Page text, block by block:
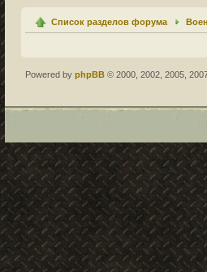
Список разделов форума
Powered by phpBB © 2000, 2002, 2005,